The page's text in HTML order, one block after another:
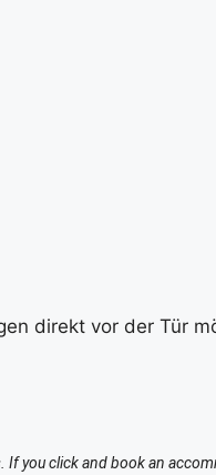
direkt vor der Tür
you click and book an